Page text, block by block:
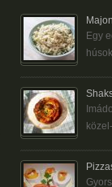
Egy